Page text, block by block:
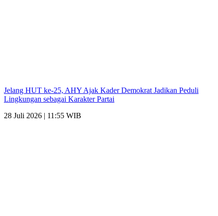
Jelang HUT ke-25, AHY Ajak Kader Demokrat Jadikan Peduli
Lingkungan sebagai Karakter Partai
28 Juli 2026 | 11:55 WIB